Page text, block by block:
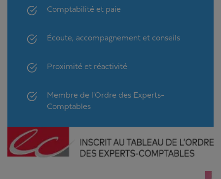
Comptabilité et paie
Écoute, accompagnement et conseils
Proximité et réactivité
Membre de l'Ordre des Experts-
Comptables